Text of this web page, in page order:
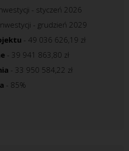
- styczeń 2026
- grudzień 2029
- 49 036 626,19 zł
- 39 941 863,80 zł
- 33 950 584,22 zł
- 85%